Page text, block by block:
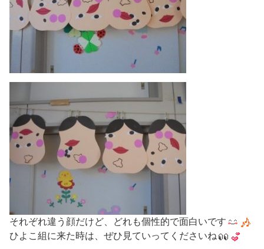
それぞれ違う顔だけど、どれも個性的で面白いです
ひよこ組に来た時は、ぜひ見ていってくださいね